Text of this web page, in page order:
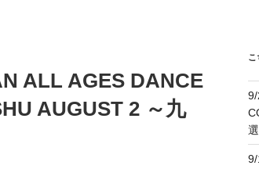
ALL AGES DANCE
AUGUST 2 ～九
こ
9/
9/